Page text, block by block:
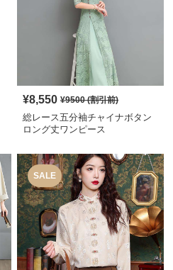
¥8,550 ¥9500(割引前)
総レース五分袖チャイナボタン
ロング丈ワンピース
SALE